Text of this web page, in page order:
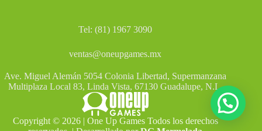
Tel: (81) 1967 3090
ventas@oneupgames.mx
Ave. Miguel Alemán 5054 Colonia Libertad, Supermanzana
Multiplaza Local 83, Linda Vista, 67130 Guadalupe, N.L.
Copyright © 2026 | One Up Games Todos los derechos